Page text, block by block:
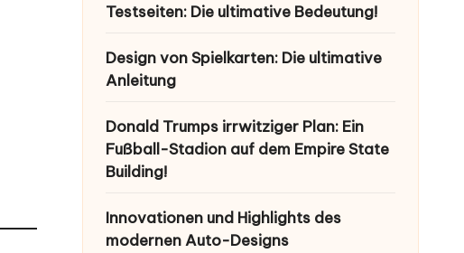
Testseiten: Die ultimative Bedeutung!
Design von Spielkarten: Die ultimative
Anleitung
Donald Trumps irrwitziger Plan: Ein
Fußball-Stadion auf dem Empire State
Building!
Innovationen und Highlights des
modernen Auto-Designs